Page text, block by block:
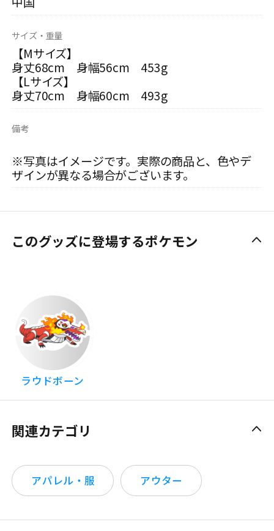
サイズ・重量
【Mサイズ】
身丈68cm 身幅56cm 453g
【Lサイズ】
身丈70cm 身幅60cm 493g
備考
※写真はイメージです。実際の商品と、色やデ
ザインが異なる場合がございます。
このグッズに登場するポケモン
ラウドボーン
関連カテゴリ
アパレル・服 アウター